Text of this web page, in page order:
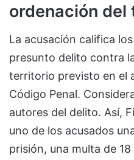
ordenación
La acusación califica
presunto delito contra
territorio previsto en el
Código Penal.
autores del delito. Así,
uno de los acusados
prisión, una multa de